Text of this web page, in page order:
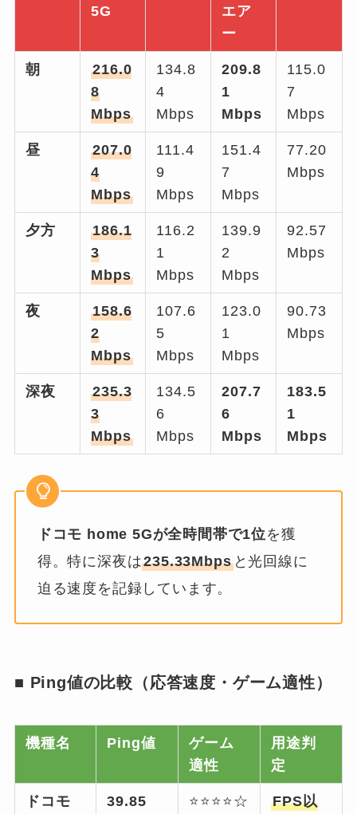
5G
エア
ー
朝
216.0
8
Mbps
134.8
4
Mbps
209.8
1
Mbps
115.0
7
Mbps
昼
207.0
4
Mbps
111.4
9
Mbps
151.4
7
Mbps
77.20
Mbps
夕方
186.1
3
Mbps
116.2
1
Mbps
139.9
2
Mbps
92.57
Mbps
夜
158.6
2
Mbps
107.6
5
Mbps
123.0
1
Mbps
90.73
Mbps
深夜
235.3
3
Mbps
134.5
6
Mbps
207.7
6
Mbps
183.5
1
Mbps
ドコモ home 5Gが全時間帯で1位 を獲
得。特に深夜は235.33Mbpsと光回線に
迫る速度を記録しています。
■ Ping値の比較（応答速度・ゲーム適性）
機種名 Ping値
ゲーム
適性
用途判
定
ドコモ
39.85
⭐⭐⭐⭐☆
FPS以